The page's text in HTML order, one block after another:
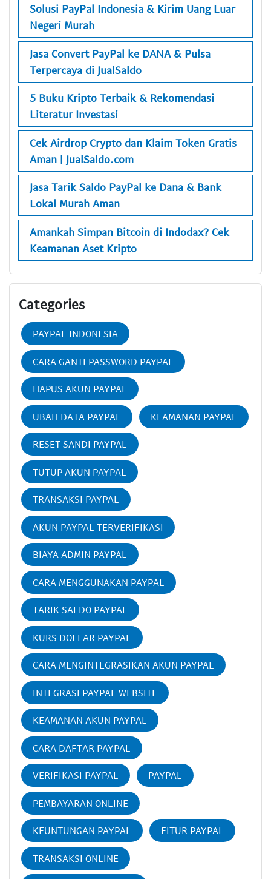
Solusi PayPal Indonesia & Kirim Uang Luar
Negeri Murah
Jasa Convert PayPal ke DANA & Pulsa
Terpercaya di JualSaldo
5 Buku Kripto Terbaik & Rekomendasi
Literatur Investasi
Cek Airdrop Crypto dan Klaim Token Gratis
Aman | JualSaldo.com
Jasa Tarik Saldo PayPal ke Dana & Bank
Lokal Murah Aman
Amankah Simpan Bitcoin di Indodax? Cek
Keamanan Aset Kripto
Categories
PAYPAL INDONESIA
CARA GANTI PASSWORD PAYPAL
HAPUS AKUN PAYPAL
UBAH DATA PAYPAL KEAMANAN PAYPAL
RESET SANDI PAYPAL
TUTUP AKUN PAYPAL
TRANSAKSI PAYPAL
AKUN PAYPAL TERVERIFIKASI
BIAYA ADMIN PAYPAL
CARA MENGGUNAKAN PAYPAL
TARIK SALDO PAYPAL
KURS DOLLAR PAYPAL
CARA MENGINTEGRASIKAN AKUN PAYPAL
INTEGRASI PAYPAL WEBSITE
KEAMANAN AKUN PAYPAL
CARA DAFTAR PAYPAL
VERIFIKASI PAYPAL PAYPAL
PEMBAYARAN ONLINE
KEUNTUNGAN PAYPAL FITUR PAYPAL
TRANSAKSI ONLINE